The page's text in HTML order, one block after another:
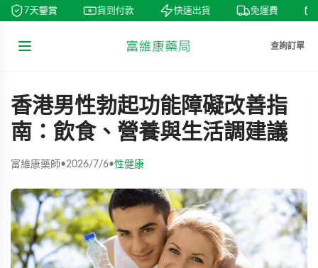
7天鑒賞 貨到付款 快速出貨 免運費
查詢訂單
香港男性勃起功能障礙改善指
南：飲食、營養與生活調建議
富維康藥師•2026/7/6•性健康